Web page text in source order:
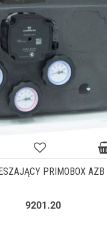
PRIMOBOX
9201.20